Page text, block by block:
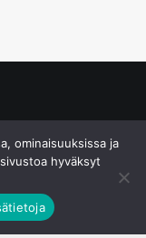
ominaisuuksissa ja
hyväksyt